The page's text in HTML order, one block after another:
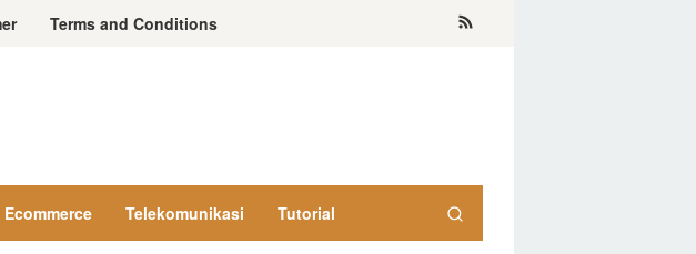
Terms and Conditions
Ecommerce Telekomunikasi Tutorial